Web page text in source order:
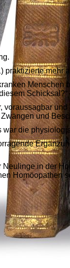
praktizierte mehr
Menschen
Schicksal?“
voraussagbar
und
die
in der
Homöopathen